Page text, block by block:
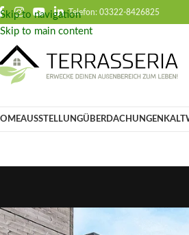
Skip to navigation
Skip to main content
Telefon: 03322-8426825
AUSSTELLUNGÜBERDACHUNGEN